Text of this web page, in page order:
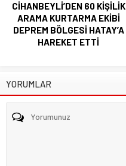
CİHANBEYLİ’DEN 60 KİŞİLİK
ARAMA KURTARMA EKİBİ
DEPREM BÖLGESİ HATAY’A
HAREKET ETTİ
YORUMLAR